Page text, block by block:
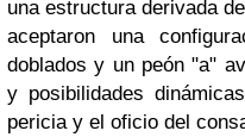
una estructura derivada
aceptaron una
doblados y un peón "a"
y posibilidades
pericia y el oficio del